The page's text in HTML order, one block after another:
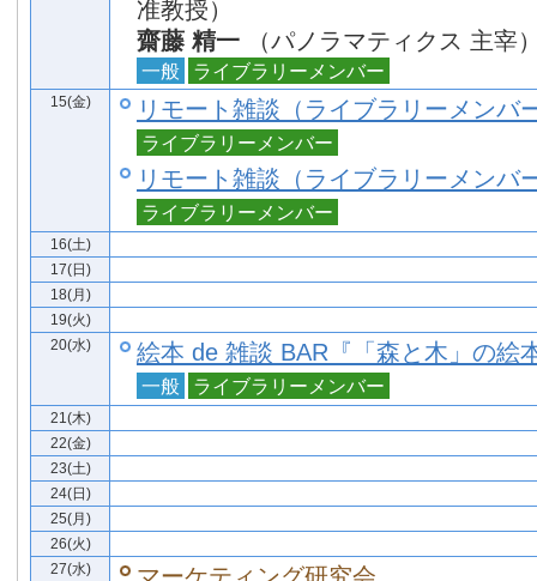
准教授）
齋藤 精一 （パノラマティクス 主宰
一般 ライブラリーメンバー
15(金) リモート雑談（ライブラリーメンバ
ライブラリーメンバー
リモート雑談（ライブラリーメンバ
ライブラリーメンバー
16(土)
17(日)
18(月)
19(火)
20(水)
絵本 de 雑談 BAR『「森と木」の絵
一般 ライブラリーメンバー
21(木)
22(金)
23(土)
24(日)
25(月)
26(火)
27(水)